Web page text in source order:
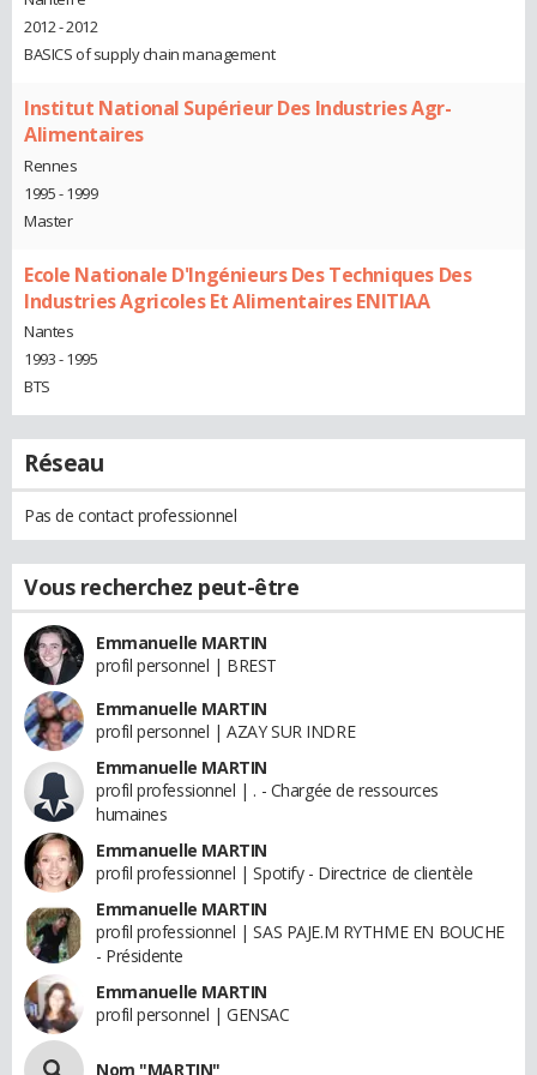
2012 - 2012
BASICS of supply chain management
Institut National Supérieur Des Industries Agr-
Alimentaires
Rennes
1995 - 1999
Master
Ecole Nationale D'Ingénieurs Des Techniques Des
Industries Agricoles Et Alimentaires ENITIAA
Nantes
1993 - 1995
BTS
Réseau
Pas de contact professionnel
Vous recherchez peut-être
Emmanuelle MARTIN
profil personnel | BREST
Emmanuelle MARTIN
profil personnel | AZAY SUR INDRE
Emmanuelle MARTIN
profil professionnel | . - Chargée de ressources
humaines
Emmanuelle MARTIN
profil professionnel | Spotify - Directrice de clientèle
Emmanuelle MARTIN
profil professionnel | SAS PAJE.M RYTHME EN BOUCHE
- Présidente
Emmanuelle MARTIN
profil personnel | GENSAC
Nom "MARTIN"